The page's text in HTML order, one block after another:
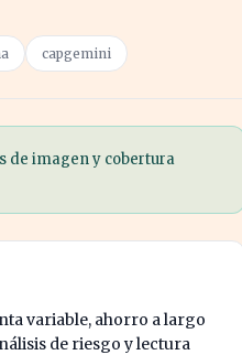
capgemini
de imagen y cobertura
variable, ahorro a largo
de riesgo y lectura